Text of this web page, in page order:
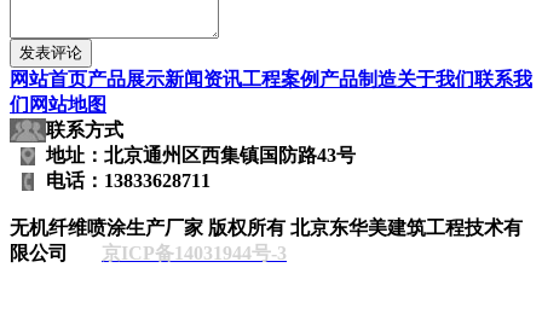
网站首页产品展示新闻资讯工程案例 产品制造关于我们联系我
们 网站地图
联系方式
地址：北京通州区西集镇国防路43号
电话：13833628711
无机纤维喷涂生产厂家 版权所有 北京东华美建筑工程技术有
限公司 京ICP备14031944号-3